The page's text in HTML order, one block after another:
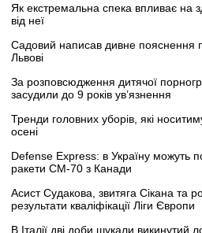
Як екстремальна спека впливає на
від неї
Садовий написав дивне пояснення
Львові
За розповсюдження дитячої
засудили до 9 років ув’язнення
Тренди головних уборів, які
осені
Defense Express: в Україну можуть
ракети CM-70 з Канади
Асист Судакова, звитяга Сікана та
результати кваліфікації Ліги Європи
В Італії дві доби шукали викинутий